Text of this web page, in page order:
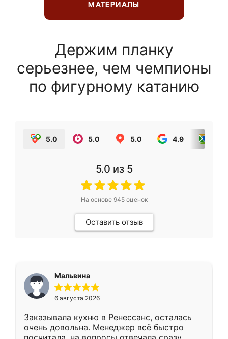
МАТЕРИАЛЫ
Держим планку
серьезнее, чем чемпионы
по фигурному катанию
5.0 5.0 5.0 4.9
5.0 из 5
На основе 945оценок
Оставить отзыв
Мальвина
6 августа 2026
Заказывала кухню в Ренессанс, осталась
очень довольна. Менеджер всё быстро